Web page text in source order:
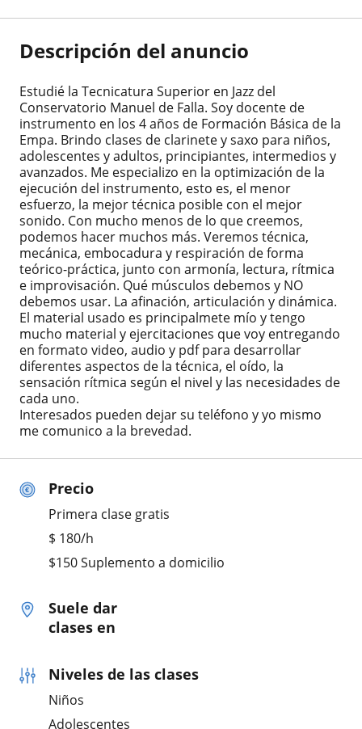
Precio
Primera clase gratis
$ 180/h
$150 Suplemento a domicilio
Suele dar
clases en
Niveles de las clases
Niños
Adolescentes
Descripción del anuncio
Estudié la Tecnicatura Superior en Jazz del
Conservatorio Manuel de Falla. Soy docente de
instrumento en los 4 años de Formación Básica de la
Empa. Brindo clases de clarinete y saxo para niños,
adolescentes y adultos, principiantes, intermedios y
avanzados. Me especializo en la optimización de la
ejecución del instrumento, esto es, el menor
esfuerzo, la mejor técnica posible con el mejor
sonido. Con mucho menos de lo que creemos,
podemos hacer muchos más. Veremos técnica,
mecánica, embocadura y respiración de forma
teórico-práctica, junto con armonía, lectura, rítmica
e improvisación. Qué músculos debemos y NO
debemos usar. La afinación, articulación y dinámica.
El material usado es principalmete mío y tengo
mucho material y ejercitaciones que voy entregando
en formato video, audio y pdf para desarrollar
diferentes aspectos de la técnica, el oído, la
sensación rítmica según el nivel y las necesidades de
cada uno.
Interesados pueden dejar su teléfono y yo mismo
me comunico a la brevedad.